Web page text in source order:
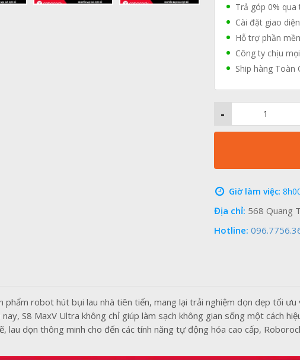
Trả góp 0%
Cài đặt giao
Hỗ trợ phần
Công ty chịu
Ship hàng Toàn
-
Giờ làm việc:
Địa chỉ: 568 Quang
Hotline:
phẩm robot hút bụi lau nhà tiên tiến, mang lại trải nghiệm dọn dẹp tối
S8 MaxV Ultra không chỉ giúp làm sạch không gian sống một cách
lau dọn thông minh cho đến các tính năng tự động hóa cao cấp,